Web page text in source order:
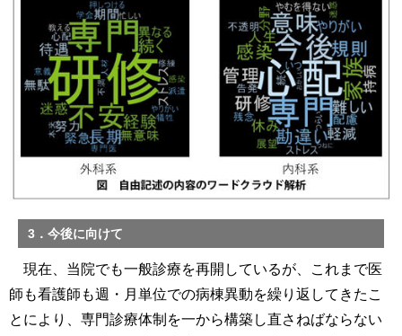
3．今後に向けて
現在、当院でも一般診療を再開しているが、これまで医
師も看護師も週・月単位での病棟異動を繰り返してきたこ
とにより、専門診療体制を一から構築し直さねばならない